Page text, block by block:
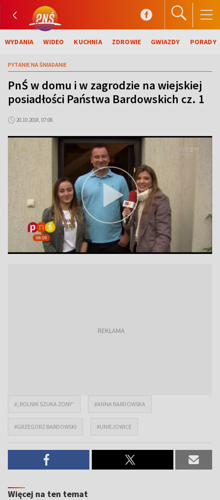
WYDANIA WIDEO KUCHNIA ZDROWIE GWIAZDY PORADY
PYTANIE NA ŚNIADANIE
PnŚ w domu i w zagrodzie na wiejskiej
posiadłości Państwa Bardowskich cz. 1
20.10.2018, 07:06
#„ROLNIK SZUKA ŻONY” #ANNA BARDOWSKA
#GRZEGORZ BARDOWSKI #UNIEJOWICE
Więcej na ten temat